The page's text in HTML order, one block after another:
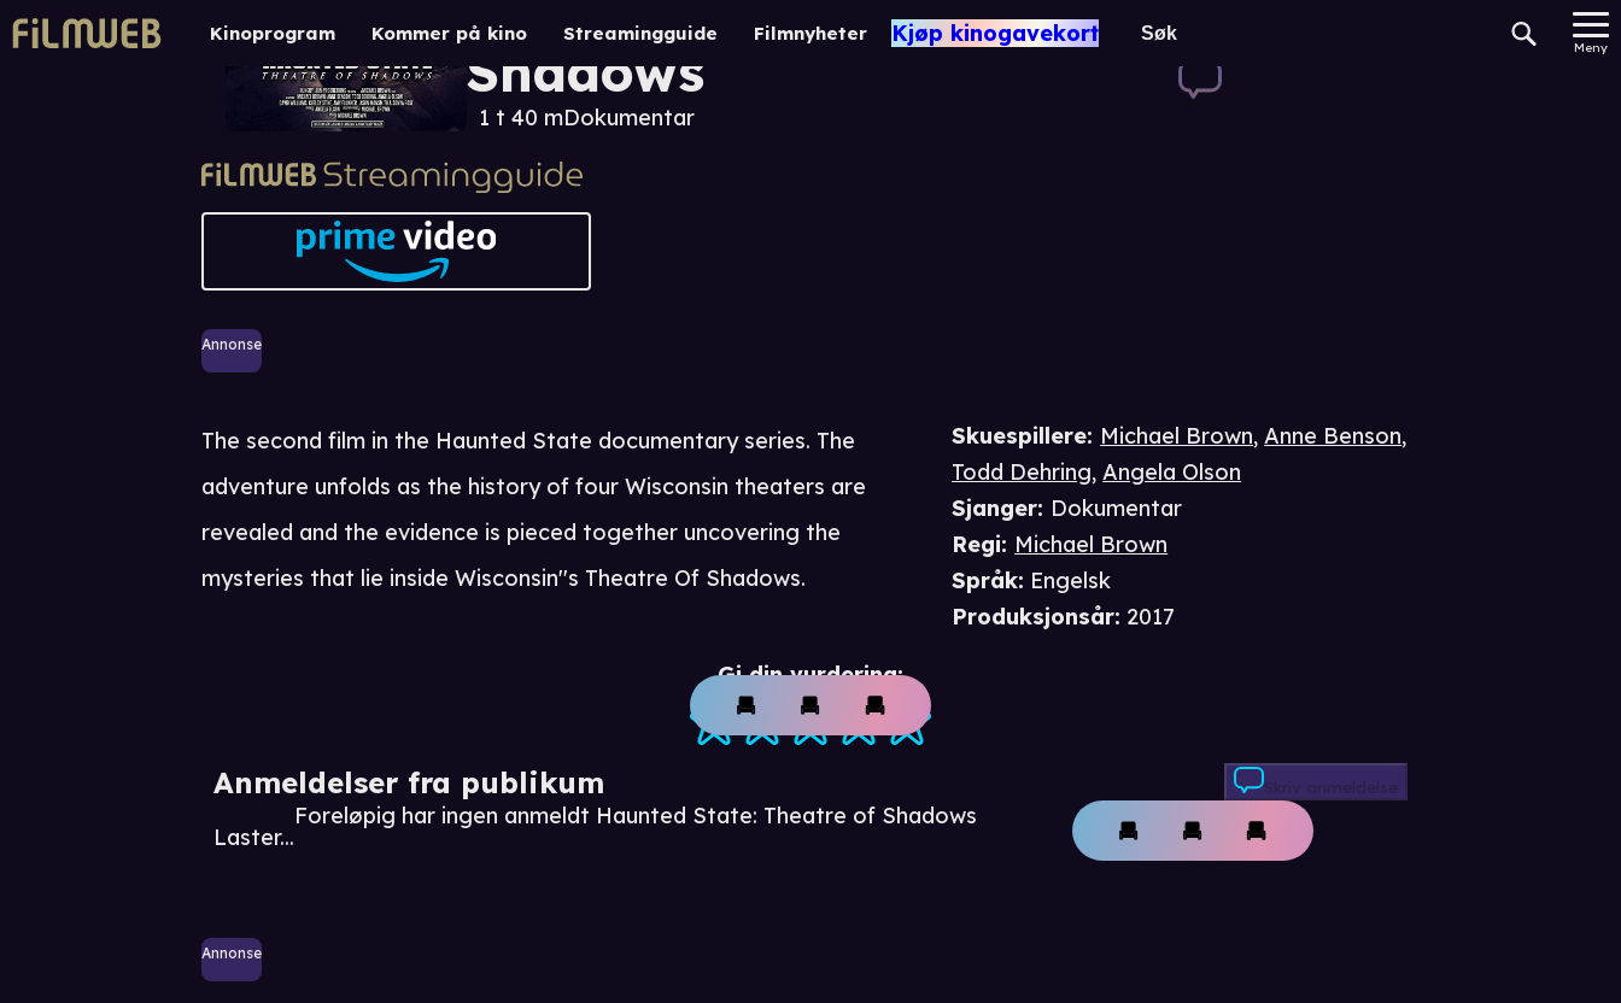
Kinoprogram Kommer på kino Streamingguide Filmnyheter Kjøp kinogavekort
Meny
Shadows
1 t 40 mDokumentar
Annonse
Gi din vurdering:
Anmeldelser fra publikum
Laster...
Foreløpig har ingen anmeldt Haunted State: Theatre of Shadows
Skriv anmeldelse
Annonse
Skuespillere: Michael Brown,Anne Benson,
Todd Dehring,Angela Olson
Sjanger: Dokumentar
Regi: Michael Brown
Språk: Engelsk
Produksjonsår: 2017
The second film in the Haunted State documentary series. The
adventure unfolds as the history of four Wisconsin theaters are
revealed and the evidence is pieced together uncovering the
mysteries that lie inside Wisconsin''s Theatre Of Shadows.